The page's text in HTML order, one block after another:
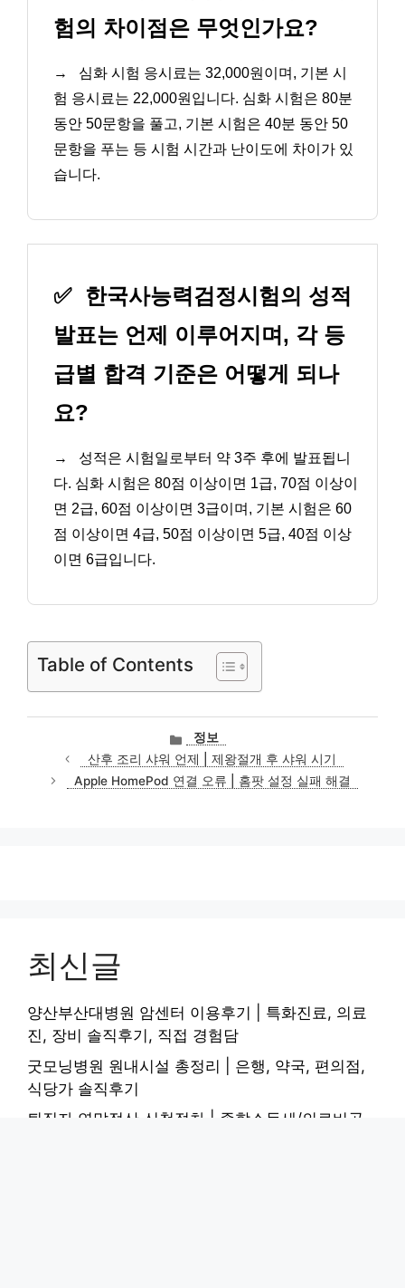
험의 차이점은 무엇인가요?
→
심화 시험 응시료는 32,000원이며, 기본 시
험 응시료는 22,000원입니다. 심화 시험은 80분
동안 50문항을 풀고, 기본 시험은 40분 동안 50
문항을 푸는 등 시험 시간과 난이도에 차이가 있
습니다.
✅
한국사능력검정시험의 성적
발표는 언제 이루어지며, 각 등
급별 합격 기준은 어떻게 되나
요?
→
성적은 시험일로부터 약 3주 후에 발표됩니
다. 심화 시험은 80점 이상이면 1급, 70점 이상이
면 2급, 60점 이상이면 3급이며, 기본 시험은 60
점 이상이면 4급, 50점 이상이면 5급, 40점 이상
이면 6급입니다.
Table of Contents
카
테
고
리
정보
산후 조리 샤워 언제 | 제왕절개 후 샤워 시기
Apple HomePod 연결 오류 | 홈팟 설정 실패 해결
최신글
양산부산대병원 암센터 이용후기 | 특화진료, 의료
진, 장비 솔직후기, 직접 경험담
굿모닝병원 원내시설 총정리 | 은행, 약국, 편의점,
식당가 솔직후기
퇴직자 연말정산 신청절차 | 종합소득세/의료비공